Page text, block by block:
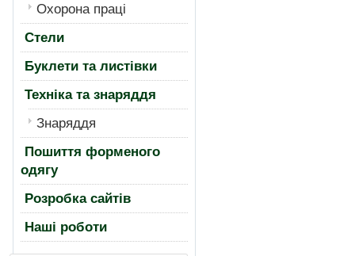
Охорона працi
Стели
Буклети та листівки
Техніка та знаряддя
Знаряддя
Пошиття форменого
одягу
Розробка сайтів
Нашi роботи